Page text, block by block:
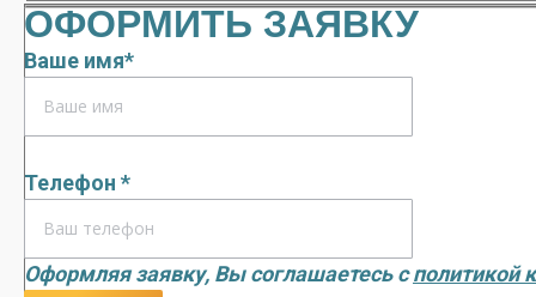
ОФОРМИТЬ ЗАЯВКУ
Ваше имя*
Телефон *
Оформляя заявку, Вы соглашаетесь сполитикой